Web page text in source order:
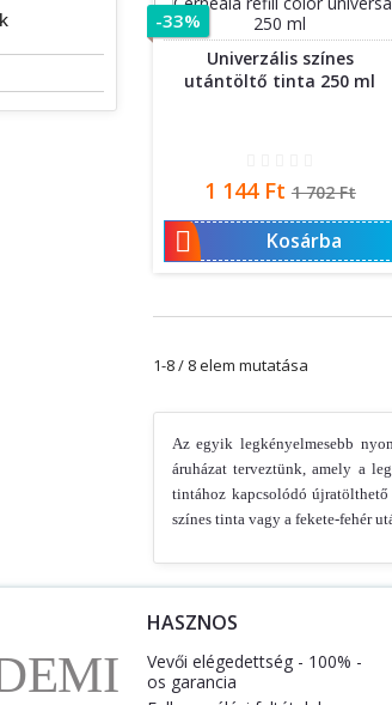
Univerzális színes
utántöltő tinta 250 ml
Ár
1 144 Ft Normál
ár
1 702 Ft
 Kosárba
-33%
1-8 / 8 elem mutatása
Az egyik legkényelmesebb
áruházat terveztünk, amely a
tintához kapcsolódó
színes tinta vagy a fekete-fehér
HASZNOS
Vevői elégedettség - 100% -
os garancia